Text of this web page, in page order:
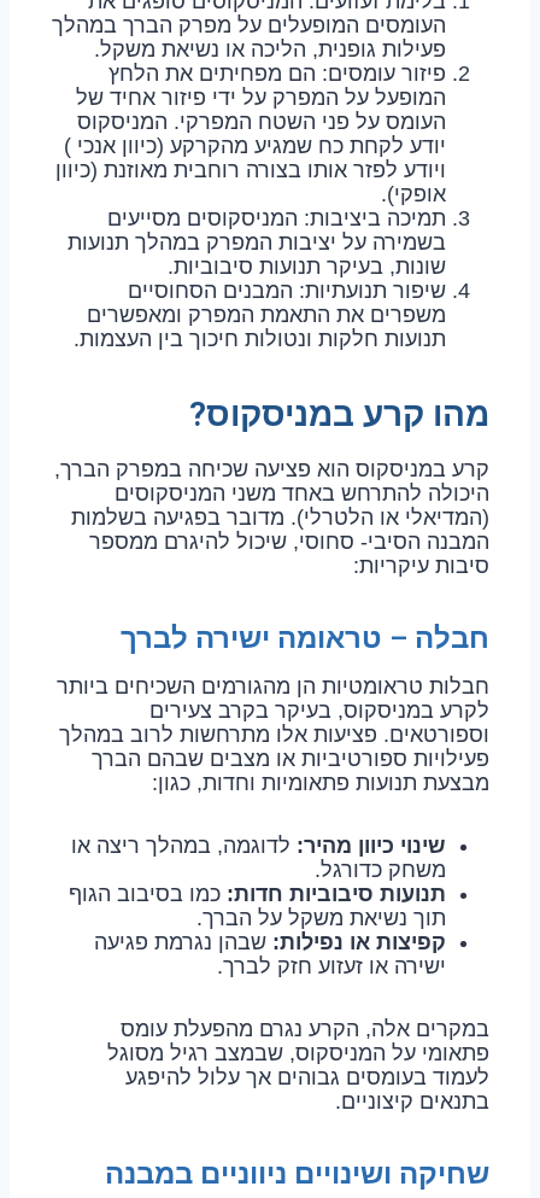
העומסים המופעלים על מפרק הברך במהלך
פעילות גופנית, הליכה או נשיאת משקל.
פיזור עומסים: הם מפחיתים את הלחץ
המופעל על המפרק על ידי פיזור אחיד של
העומס על פני השטח המפרקי. המניסקוס
יודע לקחת כח שמגיע מהקרקע (כיוון אנכי )
ויודע לפזר אותו בצורה רוחבית מאוזנת (כיוון
אופקי).
תמיכה ביציבות: המניסקוסים מסייעים
בשמירה על יציבות המפרק במהלך תנועות
שונות, בעיקר תנועות סיבוביות.
שיפור תנועתיות: המבנים הסחוסיים
משפרים את התאמת המפרק ומאפשרים
תנועות חלקות ונטולות חיכוך בין העצמות.
מהו קרע במניסקוס?
קרע במניסקוס הוא פציעה שכיחה במפרק הברך,
היכולה להתרחש באחד משני המניסקוסים
(המדיאלי או הלטרלי). מדובר בפגיעה בשלמות
המבנה הסיבי- סחוסי, שיכול להיגרם ממספר
סיבות עיקריות:
חבלה – טראומה ישירה לברך
חבלות טראומטיות הן מהגורמים השכיחים ביותר
לקרע במניסקוס, בעיקר בקרב צעירים
וספורטאים. פציעות אלו מתרחשות לרוב במהלך
פעילויות ספורטיביות או מצבים שבהם הברך
מבצעת תנועות פתאומיות וחדות, כגון:
שינוי כיוון מהיר: לדוגמה, במהלך ריצה או
משחק כדורגל.
תנועות סיבוביות חדות: כמו בסיבוב הגוף
תוך נשיאת משקל על הברך.
קפיצות או נפילות: שבהן נגרמת פגיעה
ישירה או זעזוע חזק לברך.
במקרים אלה, הקרע נגרם מהפעלת עומס
פתאומי על המניסקוס, שבמצב רגיל מסוגל
לעמוד בעומסים גבוהים אך עלול להיפגע
בתנאים קיצוניים.
שחיקה ושינויים ניווניים במבנה